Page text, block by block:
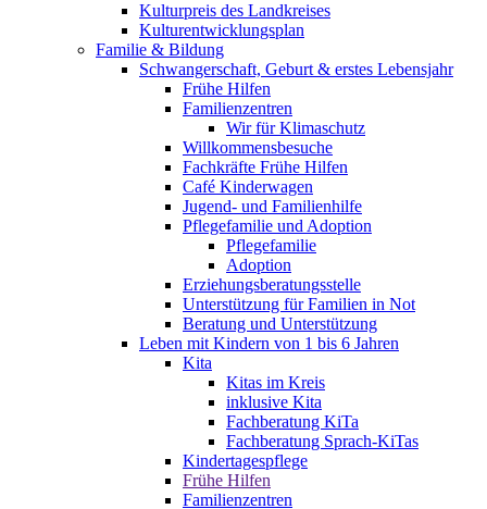
Kulturpreis des Landkreises
Kulturentwicklungsplan
Familie & Bildung
Schwangerschaft, Geburt & erstes Lebensjahr
Frühe Hilfen
Familienzentren
Wir für Klimaschutz
Willkommensbesuche
Fachkräfte Frühe Hilfen
Café Kinderwagen
Jugend- und Familienhilfe
Pflegefamilie und Adoption
Pflegefamilie
Adoption
Erziehungsberatungsstelle
Unterstützung für Familien in Not
Beratung und Unterstützung
Leben mit Kindern von 1 bis 6 Jahren
Kita
Kitas im Kreis
inklusive Kita
Fachberatung KiTa
Fachberatung Sprach-KiTas
Kindertagespflege
Frühe Hilfen
Familienzentren